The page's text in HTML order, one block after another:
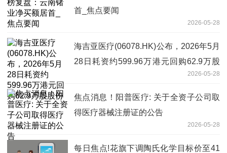
首_焦点要闻
2026-05-28
海吉亚医疗(06078.HK)公布，2026年5月
28日耗资约599.96万港元回购62.9万股
2026-05-28
焦点消息！阳普医疗: 关于全资子公司取
得医疗器械注册证的公告
2026-05-28
每日焦点!花旗下调陶氏化学目标价至41